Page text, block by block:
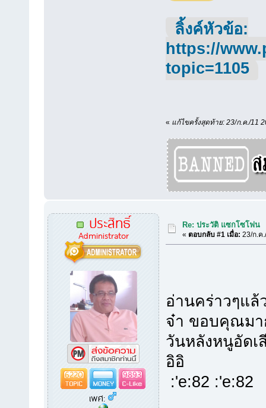
ลิ้งค์หัวข้อ:
https://
topic=1105
« แก้ไขครั้งสุดท้าย: 23/ก.ค./11
ประสิทธิ์
Administrator
6220
9893
เพศ:
Re: ประวัติ แซกโซโฟน
«ตอบกลับ #1 เมื่อ: 23/ก.ค
อ่านคร่าวๆแล้
จ๋า ขอบคุณมา
วันหลังหนูอัดเ
อิอิ
:'e:82 :'e:82